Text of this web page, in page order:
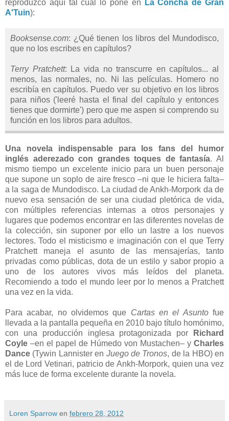
reproduzco aquí tal cual lo pone en
La Concha de Gran
A'Tuin):
Booksense.com: ¿Qué tienen los libros del Mundodisco,
que no los escribes en capítulos?
Terry Pratchett: La vida no transcurre en capítulos... al
menos, las normales, no. Ni las películas. Homero no
escribía en capítulos. Puedo ver su objetivo en los libros
para niños ('leeré hasta el final del capítulo y entonces
tienes que dormirte') pero que me aspen si comprendo su
función en los libros para adultos.
Una novela indispensable para los fans del humor
inglés aderezado con grandes toques de fantasía. Al
mismo tiempo un excelente inicio para un buen personaje
que supone un soplo de aire fresco –ni que le hiciera falta–
a la saga de Mundodisco. La ciudad de Ankh-Morpork da de
nuevo esa sensación de ser una ciudad pletórica de vida,
con múltiples referencias internas a otros personajes y
lugares que podemos encontrar en las diferentes novelas de
la colección, sin suponer por ello un lastre a los nuevos
lectores. Todo el misticismo e imaginación con el que Terry
Pratchett maneja el asunto de las mensajerías, tanto
privadas como públicas, dota de un estilo y sabor propio a
uno de los autores vivos más leídos del planeta.
Recomiendo a todo el mundo leer por lo menos a Pratchett
una vez en la vida.
Para acabar, no olvidemos que Cartas en el Asuntofue
llevada a la pantalla pequeña en 2010 bajo título homónimo,
con una producción inglesa protagonizada por
Richard
Coyle –en el papel de Húmedo von Mustachen– y Charles
Dance (Tywin Lannister en Juego de Tronos, de la HBO) en
el de Lord Vetinari, patricio de Ankh-Morpork, quien una vez
más luce de forma excelente durante la novela.
Loren Sparrow en febrero 28, 2012